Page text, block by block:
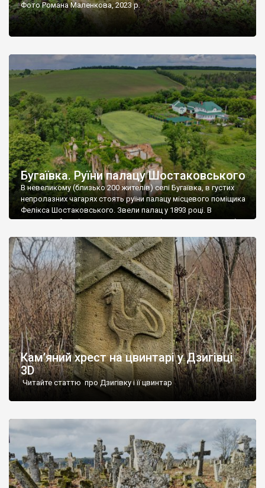
Фото Романа Маленкова, 2023 р.
Бугаївка. Руїни палацу Шостаковського
В невеликому (близько 200 жителів) селі Бугаївка, в густих
непролазних чагарях стоять руїни палацу місцевого поміщика
Фелікса Шостаковського. Звели палац у 1893 році. В
радянський період у ньому спочатку містилася школа, потім
століття тут розмістили туберкульозну лікарню. Коли із
палацу виїхала лікарня – ми точно не […]
Кам’яний хрест на цвинтарі у Дзигівці
3D
Читайте статтю про Дзигівку і її цвинтар